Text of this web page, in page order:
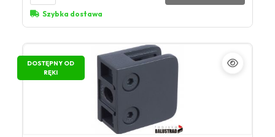
Szybka dostawa
DOSTĘPNY OD
RĘKI